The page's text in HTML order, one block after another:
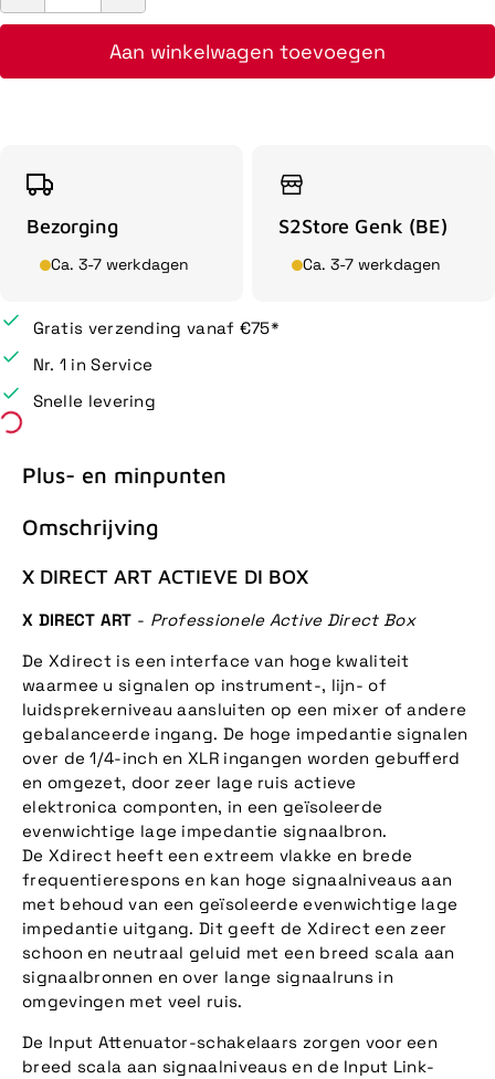
Aan winkelwagen toevoegen
Bezorging
Ca. 3-7 werkdagen
S2Store Genk (BE)
Ca. 3-7 werkdagen
Gratis verzending vanaf €75*
Nr. 1 in Service
Snelle levering
Plus- en minpunten
Omschrijving
X DIRECT ART ACTIEVE DI BOX
X DIRECT ART - Professionele Active Direct Box
De Xdirect is een interface van hoge kwaliteit
waarmee u signalen op instrument-, lijn- of
luidsprekerniveau aansluiten op een mixer of andere
gebalanceerde ingang. De hoge impedantie signalen
over de 1/4-inch en XLR ingangen worden gebufferd
en omgezet, door zeer lage ruis actieve
elektronica componten, in een geïsoleerde
evenwichtige lage impedantie signaalbron.
De Xdirect heeft een extreem vlakke en brede
frequentierespons en kan hoge signaalniveaus aan
met behoud van een geïsoleerde evenwichtige lage
impedantie uitgang. Dit geeft de Xdirect een zeer
schoon en neutraal geluid met een breed scala aan
signaalbronnen en over lange signaalruns in
omgevingen met veel ruis.
De Input Attenuator-schakelaars zorgen voor een
breed scala aan signaalniveaus en de Input Link-